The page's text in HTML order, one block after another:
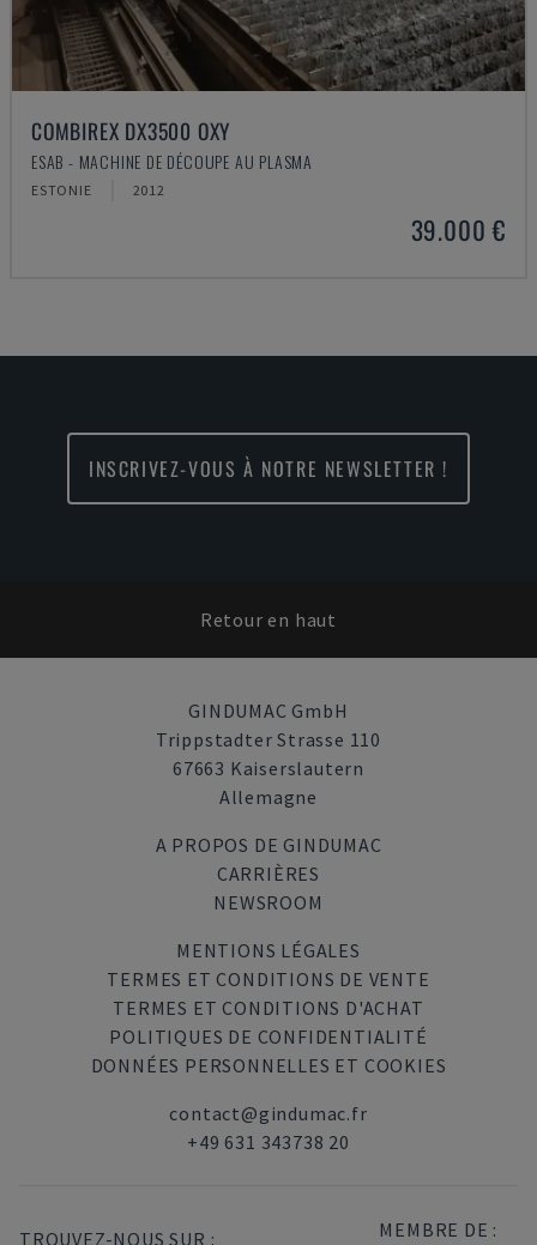
COMBIREX DX3500 OXY
ESAB - MACHINE DE DÉCOUPE AU PLASMA
ESTONIE 2012
39.000 €
INSCRIVEZ-VOUS À NOTRE NEWSLETTER !
Retour en haut
GINDUMAC GmbH
Trippstadter Strasse 110
67663 Kaiserslautern
Allemagne
A PROPOS DE GINDUMAC
CARRIÈRES
NEWSROOM
MENTIONS LÉGALES
TERMES ET CONDITIONS DE VENTE
TERMES ET CONDITIONS D'ACHAT
POLITIQUES DE CONFIDENTIALITÉ
DONNÉES PERSONNELLES ET COOKIES
contact@gindumac.fr
+49 631 343738 20
TROUVEZ-NOUS SUR : MEMBRE DE :